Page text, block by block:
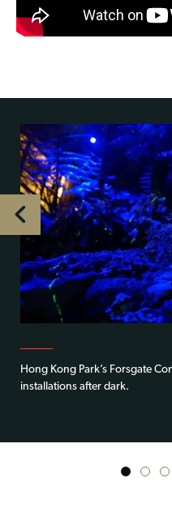
Hong Kong Park’s Forsgate
installations after dark.
1 2 3